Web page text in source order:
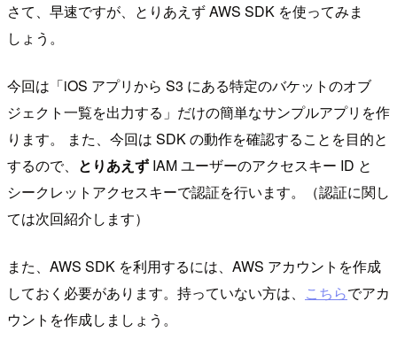
さて、早速ですが、とりあえず AWS SDK を使ってみま
しょう。
今回は「iOS アプリから S3 にある特定のバケットのオブ
ジェクト一覧を出力する」だけの簡単なサンプルアプリを作
ります。 また、今回は SDK の動作を確認することを目的と
するので、 とりあえず IAM ユーザーのアクセスキー ID と
シークレットアクセスキーで認証を行います。（認証に関し
ては次回紹介します）
また、AWS SDK を利用するには、AWS アカウントを作成
しておく必要があります。持っていない方は、 こちらでアカ
ウントを作成しましょう。